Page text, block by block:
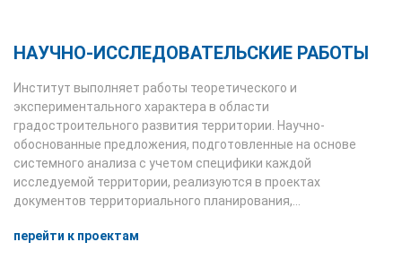
НАУЧНО-ИССЛЕДОВАТЕЛЬСКИЕ РАБОТЫ
Институт выполняет работы теоретического и
экспериментального характера в области
градостроительного развития территории. Научно-
обоснованные предложения, подготовленные на основе
системного анализа с учетом специфики каждой
исследуемой территории, реализуются в проектах
документов территориального планирования,
документации по планировке территории. За последние
перейти к проектам